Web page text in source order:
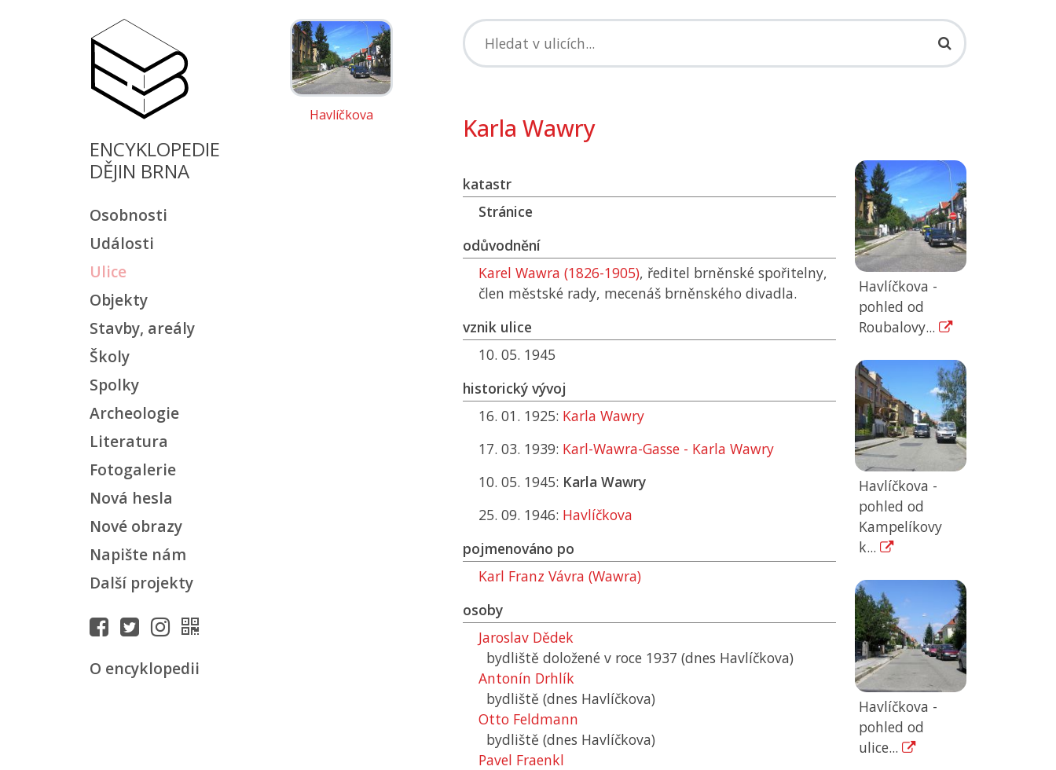
ENCYKLOPEDIE
DĚJIN BRNA
Osobnosti
Události
Ulice
Objekty
Stavby, areály
Školy
Spolky
Archeologie
Literatura
Fotogalerie
Nová hesla
Nové obrazy
Napište nám
Další projekty
O encyklopedii
Havlíčkova Karla Wawry
katastr
Stránice
odůvodnění
Karel Wawra (1826-1905), ředitel brněnské spořitelny,
člen městské rady, mecenáš brněnského divadla.
vznik ulice
10. 05. 1945
historický vývoj
16. 01. 1925: Karla Wawry
17. 03. 1939: Karl-Wawra-Gasse - Karla Wawry
10. 05. 1945: Karla Wawry
25. 09. 1946: Havlíčkova
pojmenováno po
Karl Franz Vávra (Wawra)
osoby
Jaroslav Dědek
bydliště doložené v roce 1937 (dnes Havlíčkova)
Antonín Drhlík
bydliště (dnes Havlíčkova)
Otto Feldmann
bydliště (dnes Havlíčkova)
Pavel Fraenkl
Havlíčkova -
pohled od
Roubalovy...
Havlíčkova -
pohled od
Kampelíkovy
k...
Havlíčkova -
pohled od
ulice...